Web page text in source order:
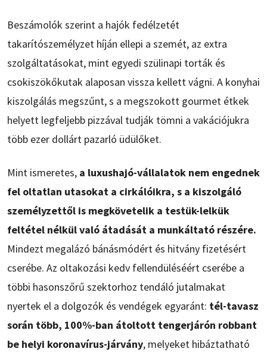
Beszámolók szerint a hajók fedélzetét
takarítószemélyzet híján ellepi a szemét, az extra
szolgáltatásokat, mint egyedi szülinapi torták és
csokiszökőkutak alaposan vissza kellett vágni. A konyhai
kiszolgálás megszűnt, s a megszokott gourmet étkek
helyett legfeljebb pizzával tudják tömni a vakációjukra
több ezer dollárt pazarló üdülőket.
Mint ismeretes, a luxushajó-vállalatok nem engednek
fel oltatlan utasokat a cirkálóikra, s a kiszolgáló
személyzettől is megkövetelik a testük-lelkük
feltétel nélkül való átadását a munkáltató részére.
Mindezt megalázó bánásmódért és hitvány fizetésért
cserébe. Az oltakozási kedv fellendüléséért cserébe a
többi hasonszőrű szektorhoz tendáló jutalmakat
nyertek el a dolgozók és vendégek egyaránt: tél-tavasz
során több, 100%-ban átoltott tengerjárón robbant
be helyi koronavírus-járvány, melyeket hibáztatható